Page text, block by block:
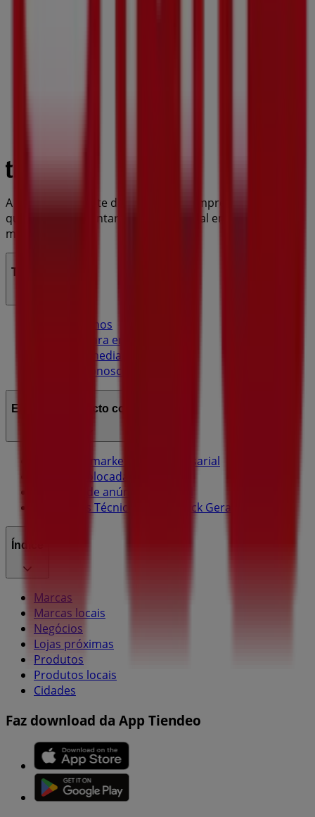
A Tiendeo faz parte da Shopfully, a empresa tecnológica
que está a reinventar o comércio local em todo o
mundo.
Tiendeo
O que fazemos
Soluções para empresas
Notícias e media
Trabalha conosco
Entra em contacto connosco
Pedido de marketing e empresarial
Loja mal colocada no mapa
Feedback de anúncio semanal
Problemas Técnicos e Feedback Geral
Índice
Marcas
Marcas locais
Negócios
Lojas próximas
Produtos
Produtos locais
Cidades
Faz download da App Tiendeo